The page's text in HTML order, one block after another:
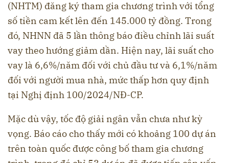
(NHTM) đăng ký tham gia chương trình với tổng
số tiền cam kết lên đến 145.000 tỷ đồng. Trong
đó, NHNN đã 5 lần thông báo điều chỉnh lãi suất
vay theo hướng giảm dần. Hiện nay, lãi suất cho
vay là 6,6%/năm đối với chủ đầu tư và 6,1%/năm
đối với người mua nhà, mức thấp hơn quy định
tại Nghị định 100/2024/NĐ-CP.
Mặc dù vậy, tốc độ giải ngân vẫn chưa như kỳ
vọng. Báo cáo cho thấy mới có khoảng 100 dự án
trên toàn quốc được công bố tham gia chương